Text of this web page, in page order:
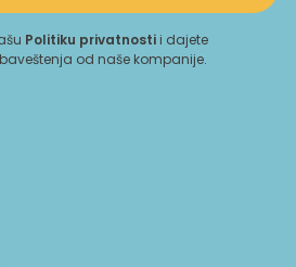
Politiku privatnosti i dajete
od naše kompanije.